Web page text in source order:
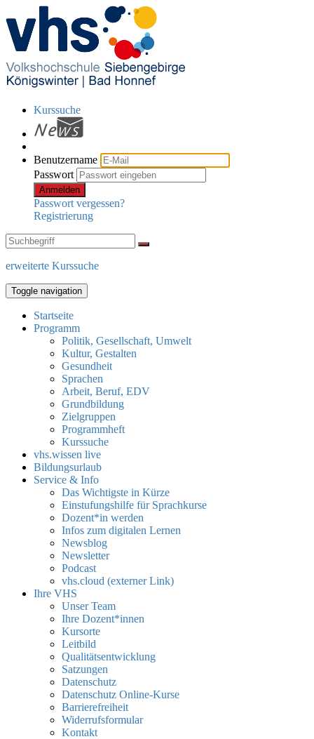
Kurssuche
Benutzername
Passwort
Anmelden
Passwort vergessen?
Registrierung
erweiterte Kurssuche
Toggle navigation
Startseite
Programm
Politik, Gesellschaft, Umwelt
Kultur, Gestalten
Gesundheit
Sprachen
Arbeit, Beruf, EDV
Grundbildung
Zielgruppen
Programmheft
Kurssuche
vhs.wissen live
Bildungsurlaub
Service & Info
Das Wichtigste in Kürze
Einstufungshilfe für Sprachkurse
Dozent*in werden
Infos zum digitalen Lernen
Newsblog
Newsletter
Podcast
vhs.cloud (externer Link)
Ihre VHS
Unser Team
Ihre Dozent*innen
Kursorte
Leitbild
Qualitätsentwicklung
Satzungen
Datenschutz
Datenschutz Online-Kurse
Barrierefreiheit
Widerrufsformular
Kontakt